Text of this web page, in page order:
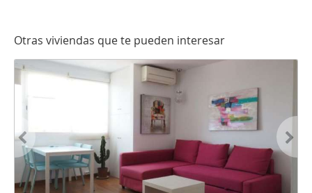
Otras viviendas que te pueden interesar